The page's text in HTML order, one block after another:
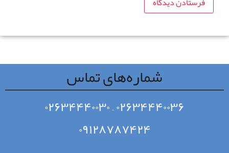
شماره‌های تماس
۰۲۶۳۴۴۴۰۰۳۶–۰۲۶۳۴۴۴۰۰۳۰
۰۹۱۲۸۷۸۷۴۲۴